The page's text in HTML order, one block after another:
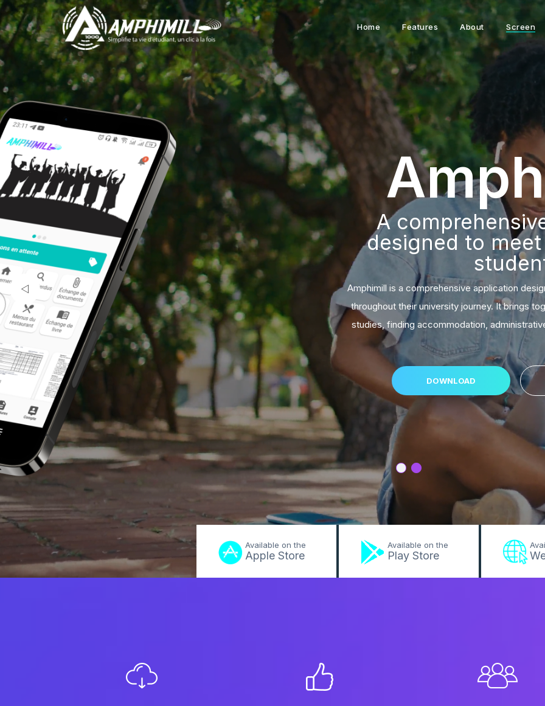
Home Features About Screen
AmphiMill
A comprehensive application
designed to meet the needs of
students.
Amphimill is a comprehensive application designed to simplify the lives of students
throughout their university journey. It brings together essential tools for organizing
studies, finding accommodation, administrative management and life on campus.
DOWNLOAD LEARN MORE
Available on the
Apple Store
Available on the
Play Store